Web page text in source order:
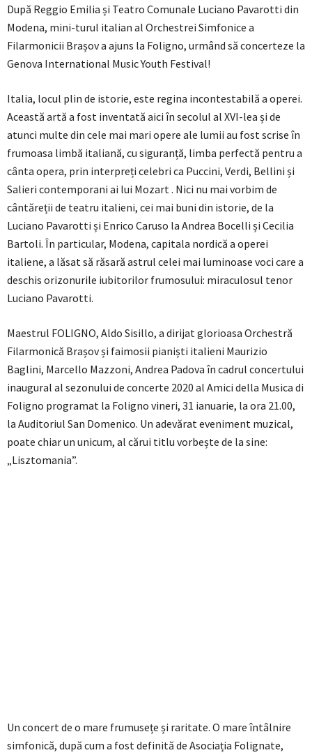
După Reggio Emilia și Teatro Comunale Luciano Pavarotti din
Modena, mini-turul italian al Orchestrei Simfonice a
Filarmonicii Brașov a ajuns la Foligno, urmând să concerteze la
Genova International Music Youth Festival!
Italia, locul plin de istorie, este regina incontestabilă a operei.
Această artă a fost inventată aici în secolul al XVI-lea și de
atunci multe din cele mai mari opere ale lumii au fost scrise în
frumoasa limbă italiană, cu siguranță, limba perfectă pentru a
cânta opera, prin interpreți celebri ca Puccini, Verdi, Bellini și
Salieri contemporani ai lui Mozart . Nici nu mai vorbim de
cântăreții de teatru italieni, cei mai buni din istorie, de la
Luciano Pavarotti și Enrico Caruso la Andrea Bocelli și Cecilia
Bartoli. În particular, Modena, capitala nordică a operei
italiene, a lăsat să răsară astrul celei mai luminoase voci care a
deschis orizonurile iubitorilor frumosului: miraculosul tenor
Luciano Pavarotti.
Maestrul FOLIGNO, Aldo Sisillo, a dirijat glorioasa Orchestră
Filarmonică Brașov și faimosii pianiști italieni Maurizio
Baglini, Marcello Mazzoni, Andrea Padova în cadrul concertului
inaugural al sezonului de concerte 2020 al Amici della Musica di
Foligno programat la Foligno vineri, 31 ianuarie, la ora 21.00,
la Auditoriul San Domenico. Un adevărat eveniment muzical,
poate chiar un unicum, al cărui titlu vorbește de la sine:
„Lisztomania”.
Un concert de o mare frumusețe și raritate. O mare întâlnire
simfonică, după cum a fost definită de Asociația Folignate,